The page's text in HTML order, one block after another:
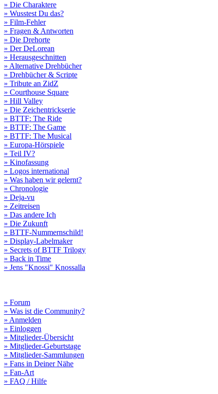
» Die Charaktere
» Wusstest Du das?
» Film-Fehler
» Fragen & Antworten
» Die Drehorte
» Der DeLorean
» Herausgeschnitten
» Alternative Drehbücher
» Drehbücher & Scripte
» Tribute an ZidZ
» Courthouse Square
» Hill Valley
» Die Zeichentrickserie
» BTTF: The Ride
» BTTF: The Game
» BTTF: The Musical
» Europa-Hörspiele
» Teil IV?
» Kinofassung
» Logos international
» Was haben wir gelernt?
» Chronologie
» Deja-vu
» Zeitreisen
» Das andere Ich
» Die Zukunft
» BTTF-Nummernschild!
» Display-Labelmaker
» Secrets of BTTF Trilogy
» Back in Time
» Jens "Knossi" Knossalla
» Forum
» Was ist die Community?
» Anmelden
» Einloggen
» Mitglieder-Übersicht
» Mitglieder-Geburtstage
» Mitglieder-Sammlungen
» Fans in Deiner Nähe
» Fan-Art
» FAQ / Hilfe